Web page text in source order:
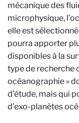
mécanique des
microphysique,
elle est
pourra apporter
disponibles à la
type de recherche
océanographie »
d’étude, mais qui
d’exo-planètes